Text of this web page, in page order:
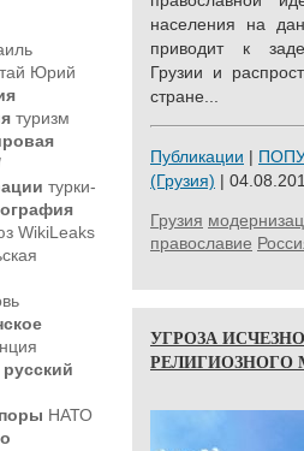
Юрий
туризм
турки-
WikiLeaks
русский
НАТО
населения на
приводит к
Грузии и
стране...
Публикации |
(Грузия) |
Грузия
православие
УГРОЗА
РЕЛИГИОЗНОГО